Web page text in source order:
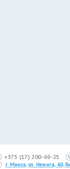
+375 (17) 200-69-25
г. Минск, ул. Немига, 40,